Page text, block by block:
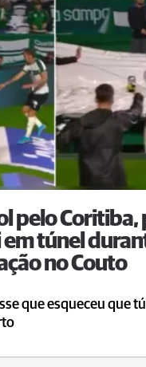
pelo Coritiba,
em túnel
no Couto
que esqueceu que